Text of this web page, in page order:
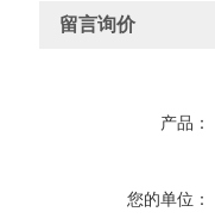
留言询价
产品：
您的单位：